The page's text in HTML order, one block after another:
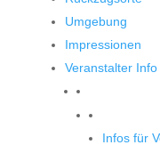
Umgebung
Impressionen
Veranstalter Info
Infos für